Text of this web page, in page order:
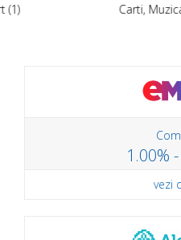
(1)
Carti,
1.00%
vezi